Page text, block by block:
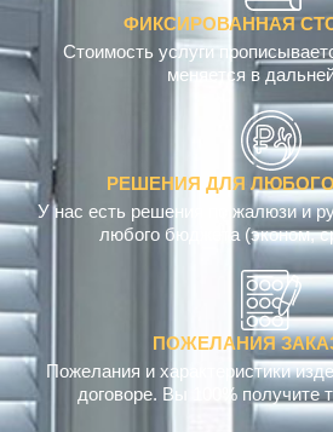
ФИКСИРОВАННАЯ
Стоимость услуги
меняется в
РЕШЕНИЯ ДЛЯ
У нас есть решения по жалюзи и
любого бюджета (эконом,
ПОЖЕЛАНИЯ
Пожелания и характеристики
договоре. Вы 100% получите